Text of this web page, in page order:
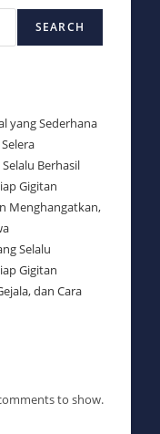
SEARCH
yang Sederhana
Berhasil
Gigitan
Menghangatkan,
Selalu
Gigitan
dan Cara
to show.